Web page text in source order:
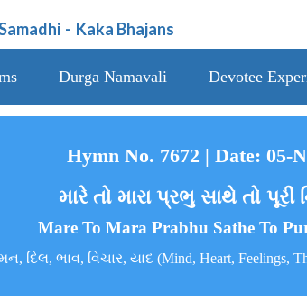
- Kaka Bhajans
Durga Namavali Devotee
Hymn No. 7672 | Date: 05-
મારે તો મારા પ્રભુ સાથે તો
Mare To Mara Prabhu Sathe To
દિલ, ભાવ, વિચાર, યાદ (Mind, Heart, Feelings,